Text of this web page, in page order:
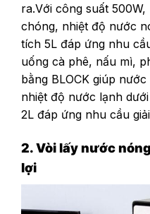
ra.Với công suất
chóng, nhiệt độ nước
tích 5L đáp ứng nhu
uống cà phê, nấu mì,
bằng BLOCK giúp
nhiệt độ nước lạnh
2L đáp ứng nhu cầu
2. Vòi lấy nước
lợi